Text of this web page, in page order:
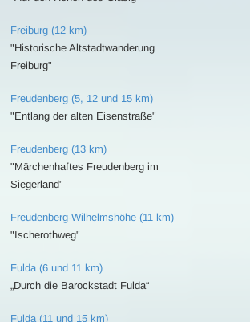
Freiburg (12 km)
"Historische Altstadtwanderung
Freiburg"
Freudenberg (5, 12 und 15 km)
"Entlang der alten Eisenstraße"
Freudenberg (13 km)
"Märchenhaftes Freudenberg im
Siegerland"
Freudenberg-Wilhelmshöhe (11 km)
"Ischerothweg"
Fulda (6 und 11 km)
„Durch die Barockstadt Fulda“
Fulda (11 und 15 km)